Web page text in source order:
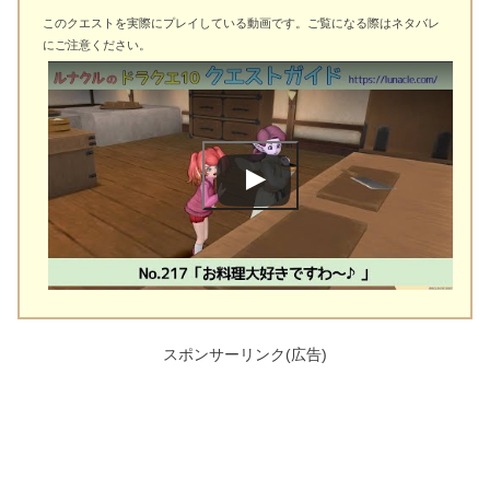
このクエストを実際にプレイしている動画です。ご覧になる際はネタバレ
にご注意ください。
スポンサーリンク(広告)